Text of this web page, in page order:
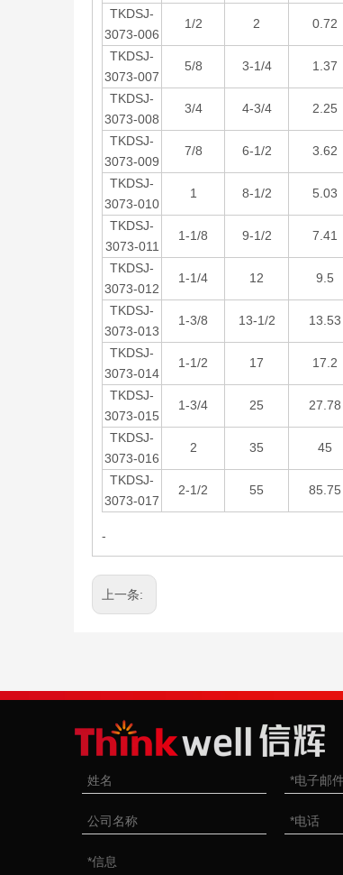
TKDSJ-
3073-006
1/2 2 0.72
TKDSJ-
3073-007
5/8 3-1/4 1.37
TKDSJ-
3073-008
3/4 4-3/4 2.25
TKDSJ-
3073-009
7/8 6-1/2 3.62
TKDSJ-
3073-010
1 8-1/2 5.03
TKDSJ-
3073-011
1-1/8 9-1/2 7.41
TKDSJ-
3073-012
1-1/4 12 9.5
TKDSJ-
3073-013
1-3/8 13-1/2 13.53
TKDSJ-
3073-014
1-1/2 17 17.2
TKDSJ-
3073-015
1-3/4 25 27.78
TKDSJ-
3073-016
2 35 45
TKDSJ-
3073-017
2-1/2 55 85.75
-
上一条: